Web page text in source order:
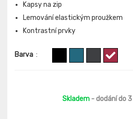
Kapsy na zip
Lemování elastickým proužkem
Kontrastní prvky
Barva :
Skladem - dodání do